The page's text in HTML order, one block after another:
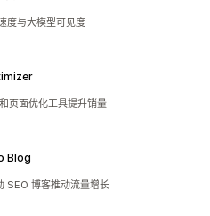
度与大模型可见度
页面优化工具提升销量
Blog
SEO 博客推动流量增长